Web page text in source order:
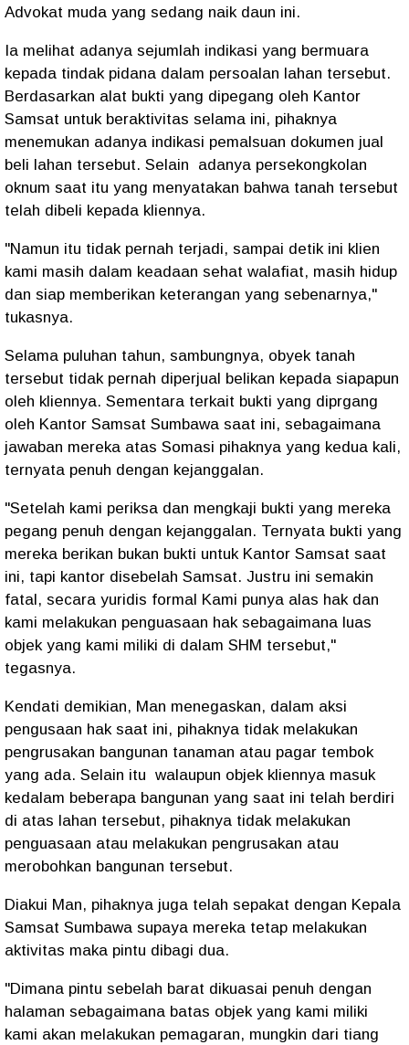
Advokat muda yang sedang naik daun ini.
Ia melihat adanya sejumlah indikasi yang bermuara
kepada tindak pidana dalam persoalan lahan tersebut.
Berdasarkan alat bukti yang dipegang oleh Kantor
Samsat untuk beraktivitas selama ini, pihaknya
menemukan adanya indikasi pemalsuan dokumen jual
beli lahan tersebut. Selain adanya persekongkolan
oknum saat itu yang menyatakan bahwa tanah tersebut
telah dibeli kepada kliennya.
"Namun itu tidak pernah terjadi, sampai detik ini klien
kami masih dalam keadaan sehat walafiat, masih hidup
dan siap memberikan keterangan yang sebenarnya,"
tukasnya.
Selama puluhan tahun, sambungnya, obyek tanah
tersebut tidak pernah diperjual belikan kepada siapapun
oleh kliennya. Sementara terkait bukti yang diprgang
oleh Kantor Samsat Sumbawa saat ini, sebagaimana
jawaban mereka atas Somasi pihaknya yang kedua kali,
ternyata penuh dengan kejanggalan.
"Setelah kami periksa dan mengkaji bukti yang mereka
pegang penuh dengan kejanggalan. Ternyata bukti yang
mereka berikan bukan bukti untuk Kantor Samsat saat
ini, tapi kantor disebelah Samsat. Justru ini semakin
fatal, secara yuridis formal Kami punya alas hak dan
kami melakukan penguasaan hak sebagaimana luas
objek yang kami miliki di dalam SHM tersebut,"
tegasnya.
Kendati demikian, Man menegaskan, dalam aksi
pengusaan hak saat ini, pihaknya tidak melakukan
pengrusakan bangunan tanaman atau pagar tembok
yang ada. Selain itu walaupun objek kliennya masuk
kedalam beberapa bangunan yang saat ini telah berdiri
di atas lahan tersebut, pihaknya tidak melakukan
penguasaan atau melakukan pengrusakan atau
merobohkan bangunan tersebut.
Diakui Man, pihaknya juga telah sepakat dengan Kepala
Samsat Sumbawa supaya mereka tetap melakukan
aktivitas maka pintu dibagi dua.
"Dimana pintu sebelah barat dikuasai penuh dengan
halaman sebagaimana batas objek yang kami miliki
kami akan melakukan pemagaran, mungkin dari tiang